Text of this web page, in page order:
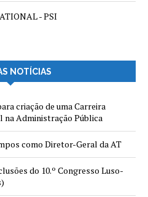
- PSI
NOTÍCIAS
criação de uma Carreira
Administração Pública
como Diretor-Geral da AT
do 10.º Congresso Luso-